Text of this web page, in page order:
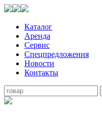
Каталог
Аренда
Сервис
Спецпредложения
Новости
Контакты